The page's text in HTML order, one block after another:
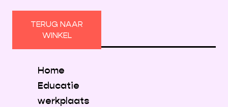
TERUG NAAR
WINKEL
Home
Educatie
werkplaats